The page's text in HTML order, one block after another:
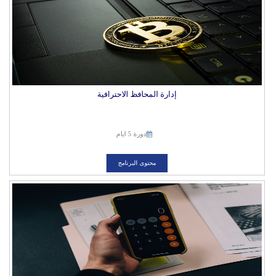
إدارة المحافظ الاحترافية
دورة 5 ايام
محتوى البرنامج